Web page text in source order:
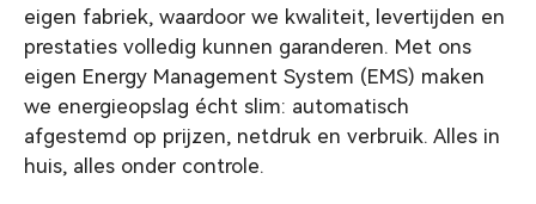
eigen fabriek, waardoor we kwaliteit, levertijden en
prestaties volledig kunnen garanderen. Met ons
eigen Energy Management System (EMS) maken
we energieopslag écht slim: automatisch
afgestemd op prijzen, netdruk en verbruik. Alles in
huis, alles onder controle.